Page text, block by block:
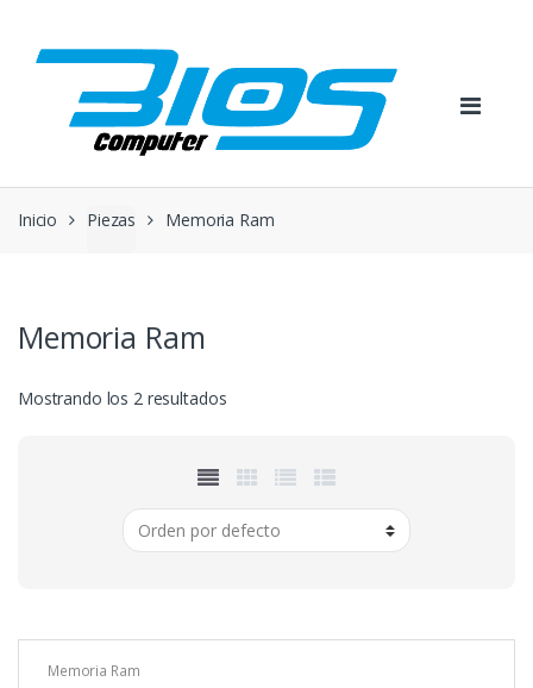
navigation
content
Inicio Piezas Memoria Ram
Memoria Ram
Mostrando los 2 resultados
Memoria Ram